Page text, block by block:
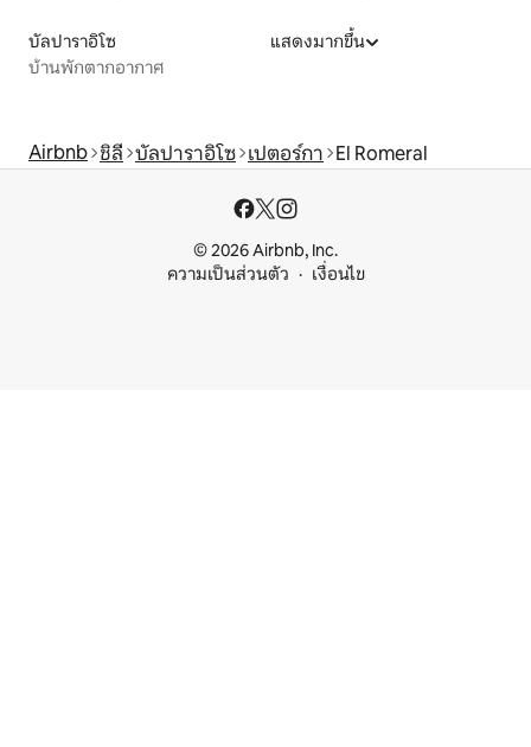
บัลปาราอิโซ
บ้านพักตากอากาศ
แสดงมากขึ้น
Airbnb ชิลี บัลปาราอิโซ เปตอร์กา El Romeral
© 2026 Airbnb, Inc.
ความเป็นส่วนตัว
เงื่อนไข